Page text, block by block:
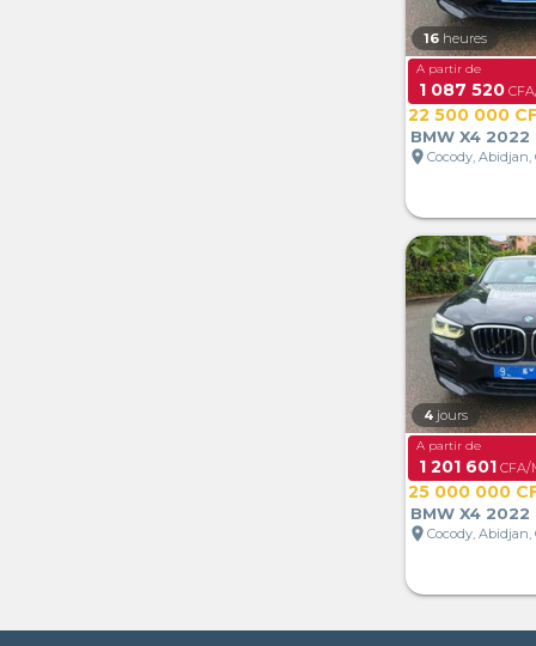
16 heures
A partir de
1 087 520
22 500 000
BMW X4 2022
location_on Cocody, Abidjan,
4 jours
A partir de
1 201 601 CFA/
25 000 000
BMW X4 2022
location_on Cocody, Abidjan,